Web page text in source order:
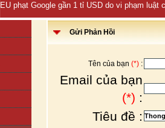
EU phạt Google gần 1 tỉ USD do vi phạm luật
Gửi Phản Hồi
Tên của bạn (*) :
Email của bạn
(*) :
Tiêu đề :